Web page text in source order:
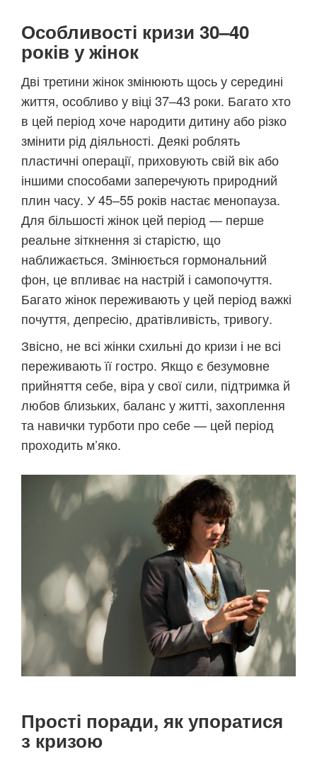
Особливості кризи 30–40
років у жінок
Дві третини жінок змінюють щось у середині
життя, особливо у віці 37–43 роки. Багато хто
в цей період хоче народити дитину або різко
змінити рід діяльності. Деякі роблять
пластичні операції, приховують свій вік або
іншими способами заперечують природний
плин часу. У 45–55 років настає менопауза.
Для більшості жінок цей період — перше
реальне зіткнення зі старістю, що
наближається. Змінюється гормональний
фон, це впливає на настрій і самопочуття.
Багато жінок переживають у цей період важкі
почуття, депресію, дратівливість, тривогу.
Звісно, не всі жінки схильні до кризи і не всі
переживають її гостро. Якщо є безумовне
прийняття себе, віра у свої сили, підтримка й
любов близьких, баланс у житті, захоплення
та навички турботи про себе — цей період
проходить м’яко.
Прості поради, як упоратися
з кризою